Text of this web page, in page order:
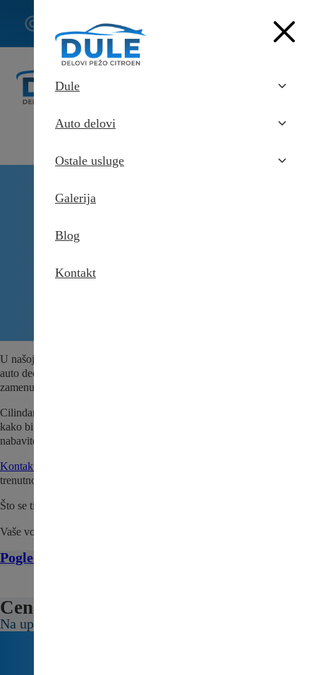
Dule
Auto delovi
Ostale usluge
Galerija
Blog
Kontakt
407
Cilindar točka za Pežo Bipper
Delovi Pežo i Citroen - DULE
U našoj ponudi nalazi se i Cilindar točka za Pežo Bipper – polovni
auto deo za Vaše vozilo. Dostupno odmah za brzu porudžbinu i
zamenu.
Cilindar točka za Pežo Bipper se pre prodaje detaljno pregleda i testira
kako bi se utvrdio da je sve spremno za naše kupce. Iskoristite priliku i
nabavite kvalitetan, polovni deo po povoljnoj ceni.
Kontaktirajte nas
trenutno na stanju.
Što se tiče cene, pošaljite nam upit ili nas kontaktirajte.
Vaše vozilo zaslužuje najbolje!
Pogledajte sve delove za Pežo Bipper ovde
Cena:
Na upit